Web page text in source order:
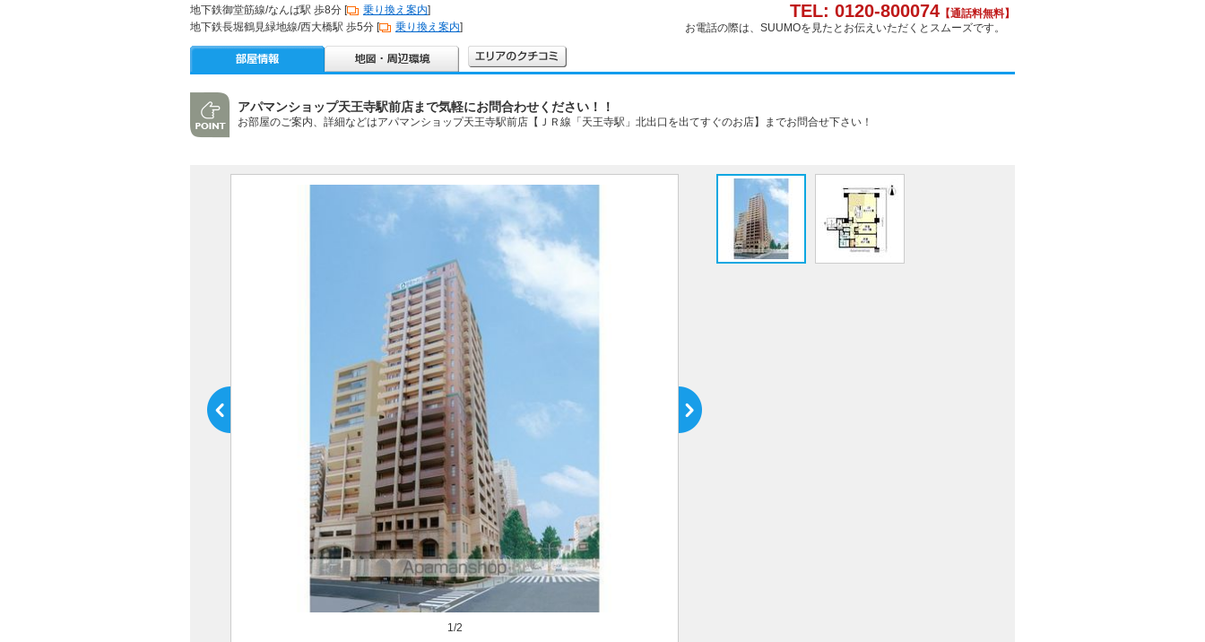
地下鉄御堂筋線/なんば駅 歩8分 [
乗り換え案内]
地下鉄長堀鶴見緑地線/西大橋駅 歩5分 [
乗り換え案内]
TEL: 0120-800074 【通話料無料】
お電話の際は、SUUMOを見たとお伝えいただくとスムーズです。
アパマンショップ天王寺駅前店まで気軽にお問合わせください！！
お部屋のご案内、詳細などはアパマンショップ天王寺駅前店【ＪＲ線「天王寺駅」北出口を出てすぐのお店】までお問合せ下さい！
1/2